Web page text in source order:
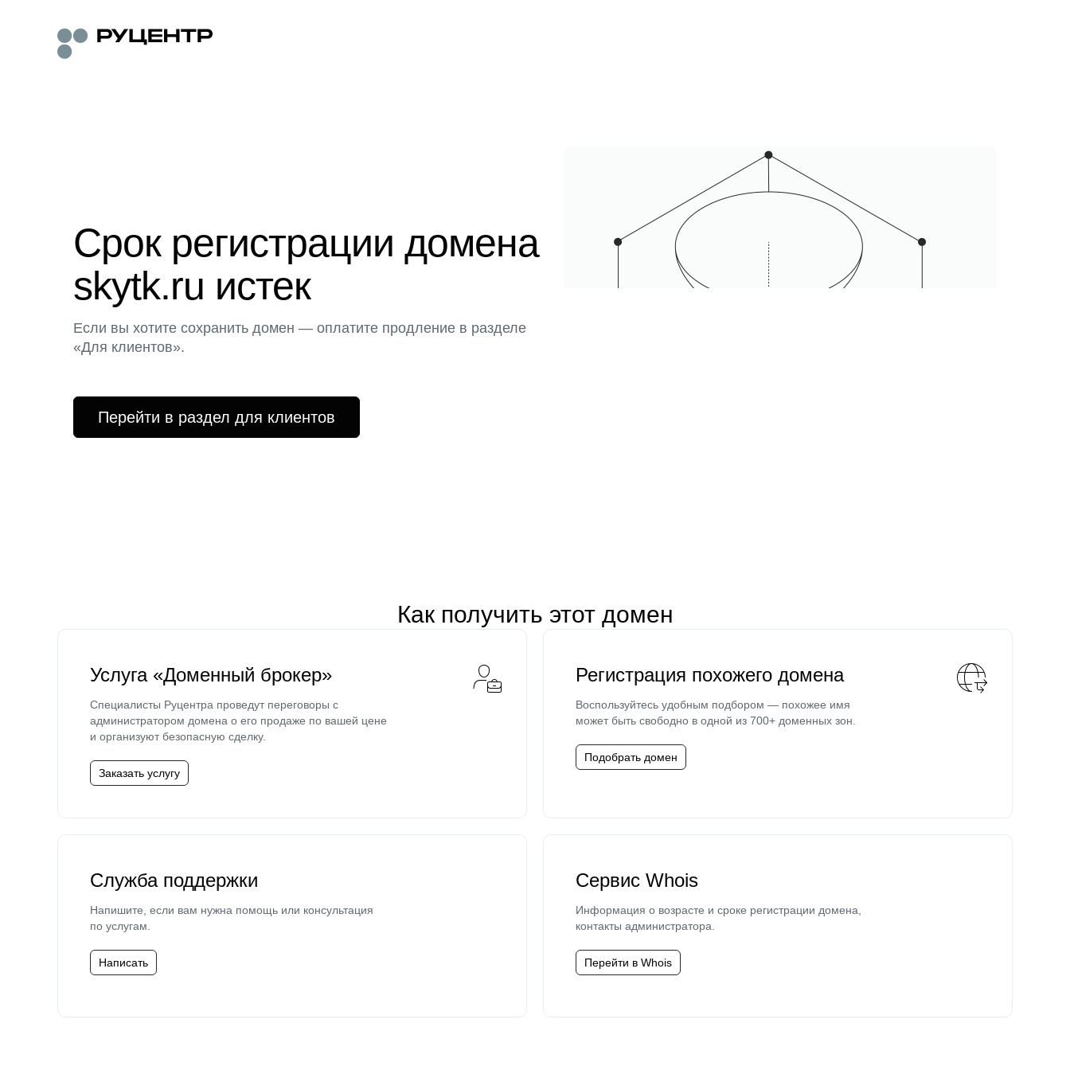
Срок регистрации домена
skytk.ru истек
Если вы хотите сохранить домен — оплатите продление в разделе
«Для клиентов».
Перейти в раздел для клиентов
Как получить этот домен
Услуга «Доменный брокер»
Специалисты Руцентра проведут переговоры с
администратором домена о его продаже по вашей цене
и организуют безопасную сделку.
Заказать услугу
Регистрация похожего домена
Воспользуйтесь удобным подбором — похожее имя
может быть свободно в одной из 700+ доменных зон.
Подобрать домен
Служба поддержки
Напишите, если вам нужна помощь или консультация
по услугам.
Написать
Сервис Whois
Информация о возрасте и сроке регистрации домена,
контакты администратора.
Перейти в Whois